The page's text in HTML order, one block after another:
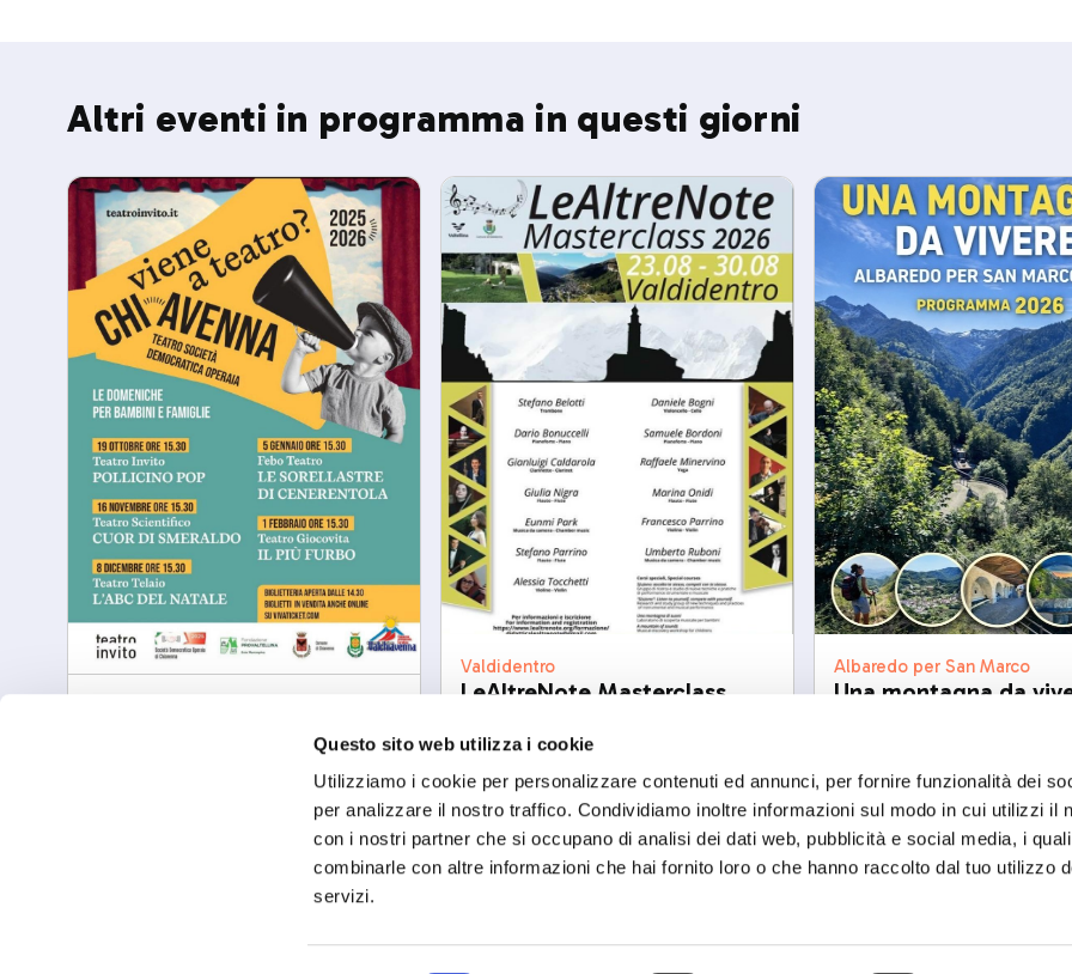
Questo sito web utilizza i cookie
Utilizziamo i cookie per personalizzare contenuti ed annunci, per fornire funzionalità dei
per analizzare il nostro traffico. Condividiamo inoltre informazioni sul modo in cui utilizzi il
con i nostri partner che si occupano di analisi dei dati web, pubblicità e social media, i
combinarle con altre informazioni che hai fornito loro o che hanno raccolto dal tuo utilizzo
servizi.
Altri eventi in programma in questi giorni
Valdidentro
LeAltreNote Masterclass
dom, 23/08/2026
Albaredo per San Marco
Una montagna da
CF/PI 01035400140